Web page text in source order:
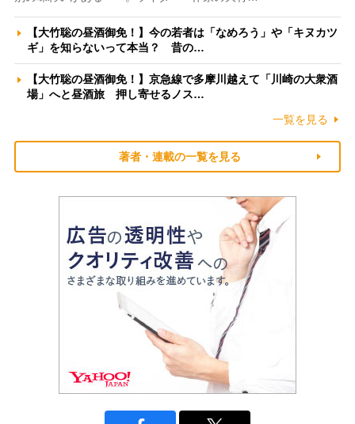
【大竹聡の昼酒御免！】今の若者は「なめろう」や「キヌカツ
ギ」を知らないって本当？ 昔の…
【大竹聡の昼酒御免！】京急線で多摩川越えて「川崎の大衆酒
場」へと昼酒旅 押し寄せるノス…
一覧を見る
著者・連載の一覧を見る